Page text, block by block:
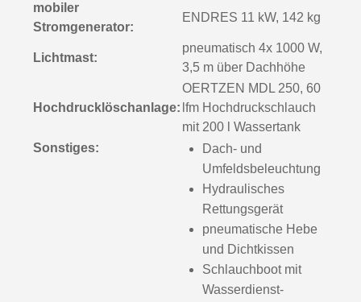
mobiler
Stromgenerator:
ENDRES 11 kW, 142 kg
Lichtmast:
pneumatisch 4x 1000 W,
3,5 m über Dachhöhe
Hochdrucklöschanlage:
OERTZEN MDL 250, 60
lfm Hochdruckschlauch
mit 200 l Wassertank
Sonstiges:
Dach- und
Umfeldsbeleuchtung
Hydraulisches
Rettungsgerät
pneumatische Hebe
und Dichtkissen
Schlauchboot mit
Wasserdienst-